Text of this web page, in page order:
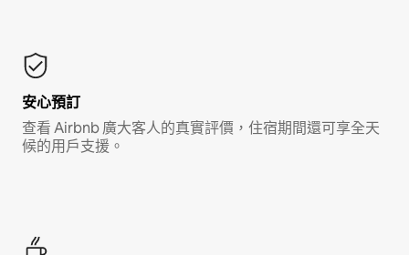
安心預訂
查看 Airbnb 廣大客人的真實評價，住宿期間還可享全天
候的用戶支援。